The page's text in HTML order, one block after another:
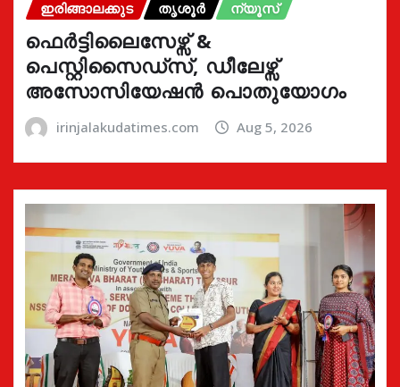
ഇരിങ്ങാലക്കുട തൃശൂർ ന്യൂസ്
ഫെർട്ടിലൈസേഴ്സ് &
പെസ്റ്റിസൈഡ്സ്, ഡീലേഴ്സ്
അസോസിയേഷൻ പൊതുയോഗം
irinjalakudatimes.com Aug 5, 2026